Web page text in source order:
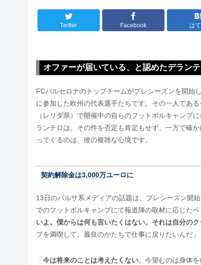
Twitter Facebook は
オファーが届いている、と認めたデランテ
FCバルセロナのトップチームがプレシーズンを開始
に参加した欧州の代表選手たちです。その一人であ
（レリダ県）で開催中の自らのフットボルキャンプ
ランテロは、その件を否定も肯定もせず、一方で確
ってくるのは、彼の複雑な心境です。
契約解除金は3,000万ユーロに
13日のバルサ系メディアの話題は、プレシーズン開
でのフットボルキャンプにて報道陣の取材に応じた
いよ。僕からは何も言いたくはない。それは自分の
プを満喫して、最良のかたちで仕事に戻りたいんだ」
「 今は将来のことは考えたくない。今望むのは身体